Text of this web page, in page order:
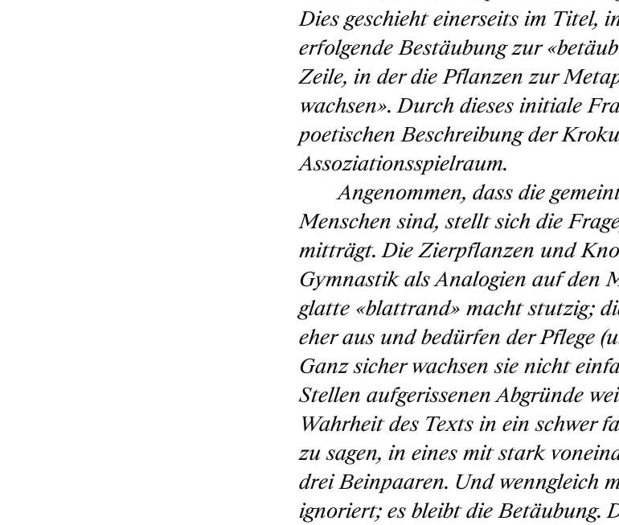
Dies geschieht einerseits im Titel,
erfolgende Bestäubung zur
Zeile, in der die Pflanzen zur
wachsen». Durch dieses initiale
poetischen Beschreibung der
Assoziationsspielraum.
Angenommen, dass die
Menschen sind, stellt sich die
mitträgt. Die Zierpflanzen und
Gymnastik als Analogien auf den
glatte «blattrand» macht stutzig;
eher aus und bedürfen der Pflege
Ganz sicher wachsen sie nicht
Stellen aufgerissenen Abgründe
Wahrheit des Texts in ein schwer
zu sagen, in eines mit stark
drei Beinpaaren. Und wenngleich
ignoriert; es bleibt die Betäubung.